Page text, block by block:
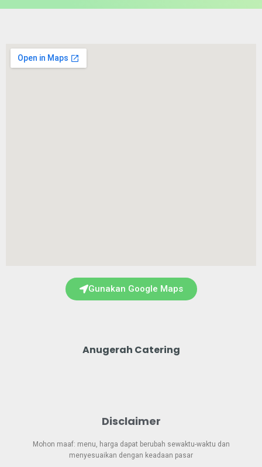
Disclaimer